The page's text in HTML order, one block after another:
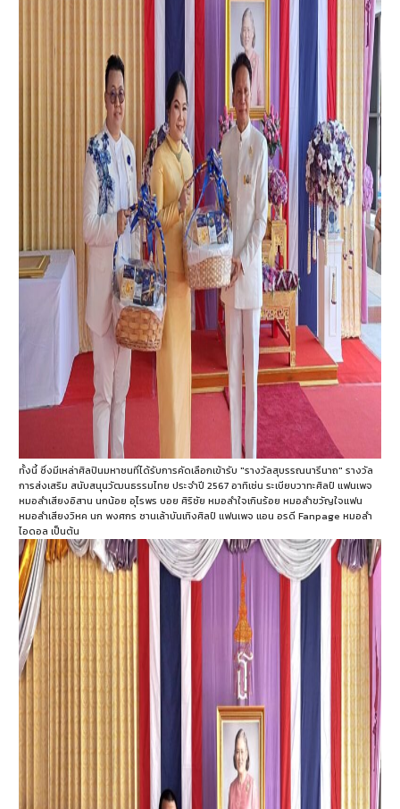
ทั้งนี้ ซึ่งมีเหล่าศิลปินมหาชนที่ได้รับการคัดเลือกเข้ารับ "รางวัลสุบรรณนารีนาถ" รางวัล
การส่งเสริม สนับสนุนวัฒนธรรมไทย ประจำปี 2567 อาทิเช่น ระเบียบวาทะศิลป์ แฟนเพจ
หมอลำเสียงอิสาน นกน้อย อุไรพร บอย ศิริชัย หมอลำใจเกินร้อย หมอลำขวัญใจแฟน
หมอลำเสียงวิหค นก พงศกร ซานเล้าบันเทิงศิลป์ แฟนเพจ แอน อรดี Fanpage หมอลำ
ไอดอล เป็นต้น